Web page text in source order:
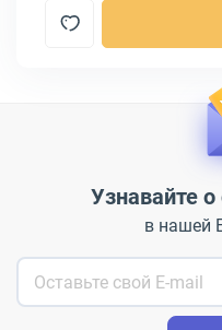
Узнавайте
в нашей